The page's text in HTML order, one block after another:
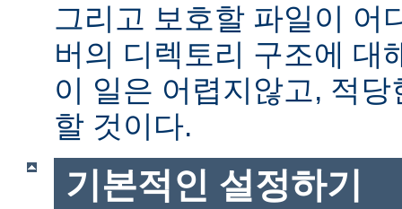
그리고 보호할 파일이 어
버의 디렉토리 구조에 대
이 일은 어렵지않고, 적
할 것이다.
기본적인 설정하기